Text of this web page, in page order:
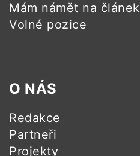
Mám námět na článek
Volné pozice
O NÁS
Redakce
Partneři
Projekty